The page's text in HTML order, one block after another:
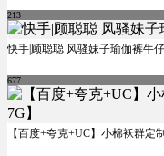
213
快手|顾聪聪 风骚妹子瑜伽裤牛
677
【百度+夸克+UC】小棉袄群定